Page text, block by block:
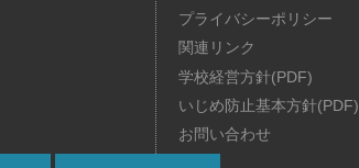
プライバシーポリシー
関連リンク
学校経営方針(PDF)
いじめ防止基本方針(PDF)
お問い合わせ